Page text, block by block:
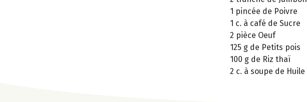
1 pincée de Poivre
1 c. à café de Sucre
2 pièce Oeuf
125 g de Petits pois
100 g de Riz thaï
2 c. à soupe de Huile